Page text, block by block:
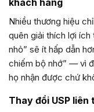
khách hàng
Nhiều thương hiệu
quên giải thích lợi
nhỏ” sẽ ít hấp dẫn
chiếm bộ nhớ” — vì
họ nhận được chứ
Thay đổi USP